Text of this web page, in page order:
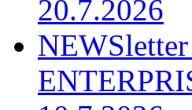
20.7.2026